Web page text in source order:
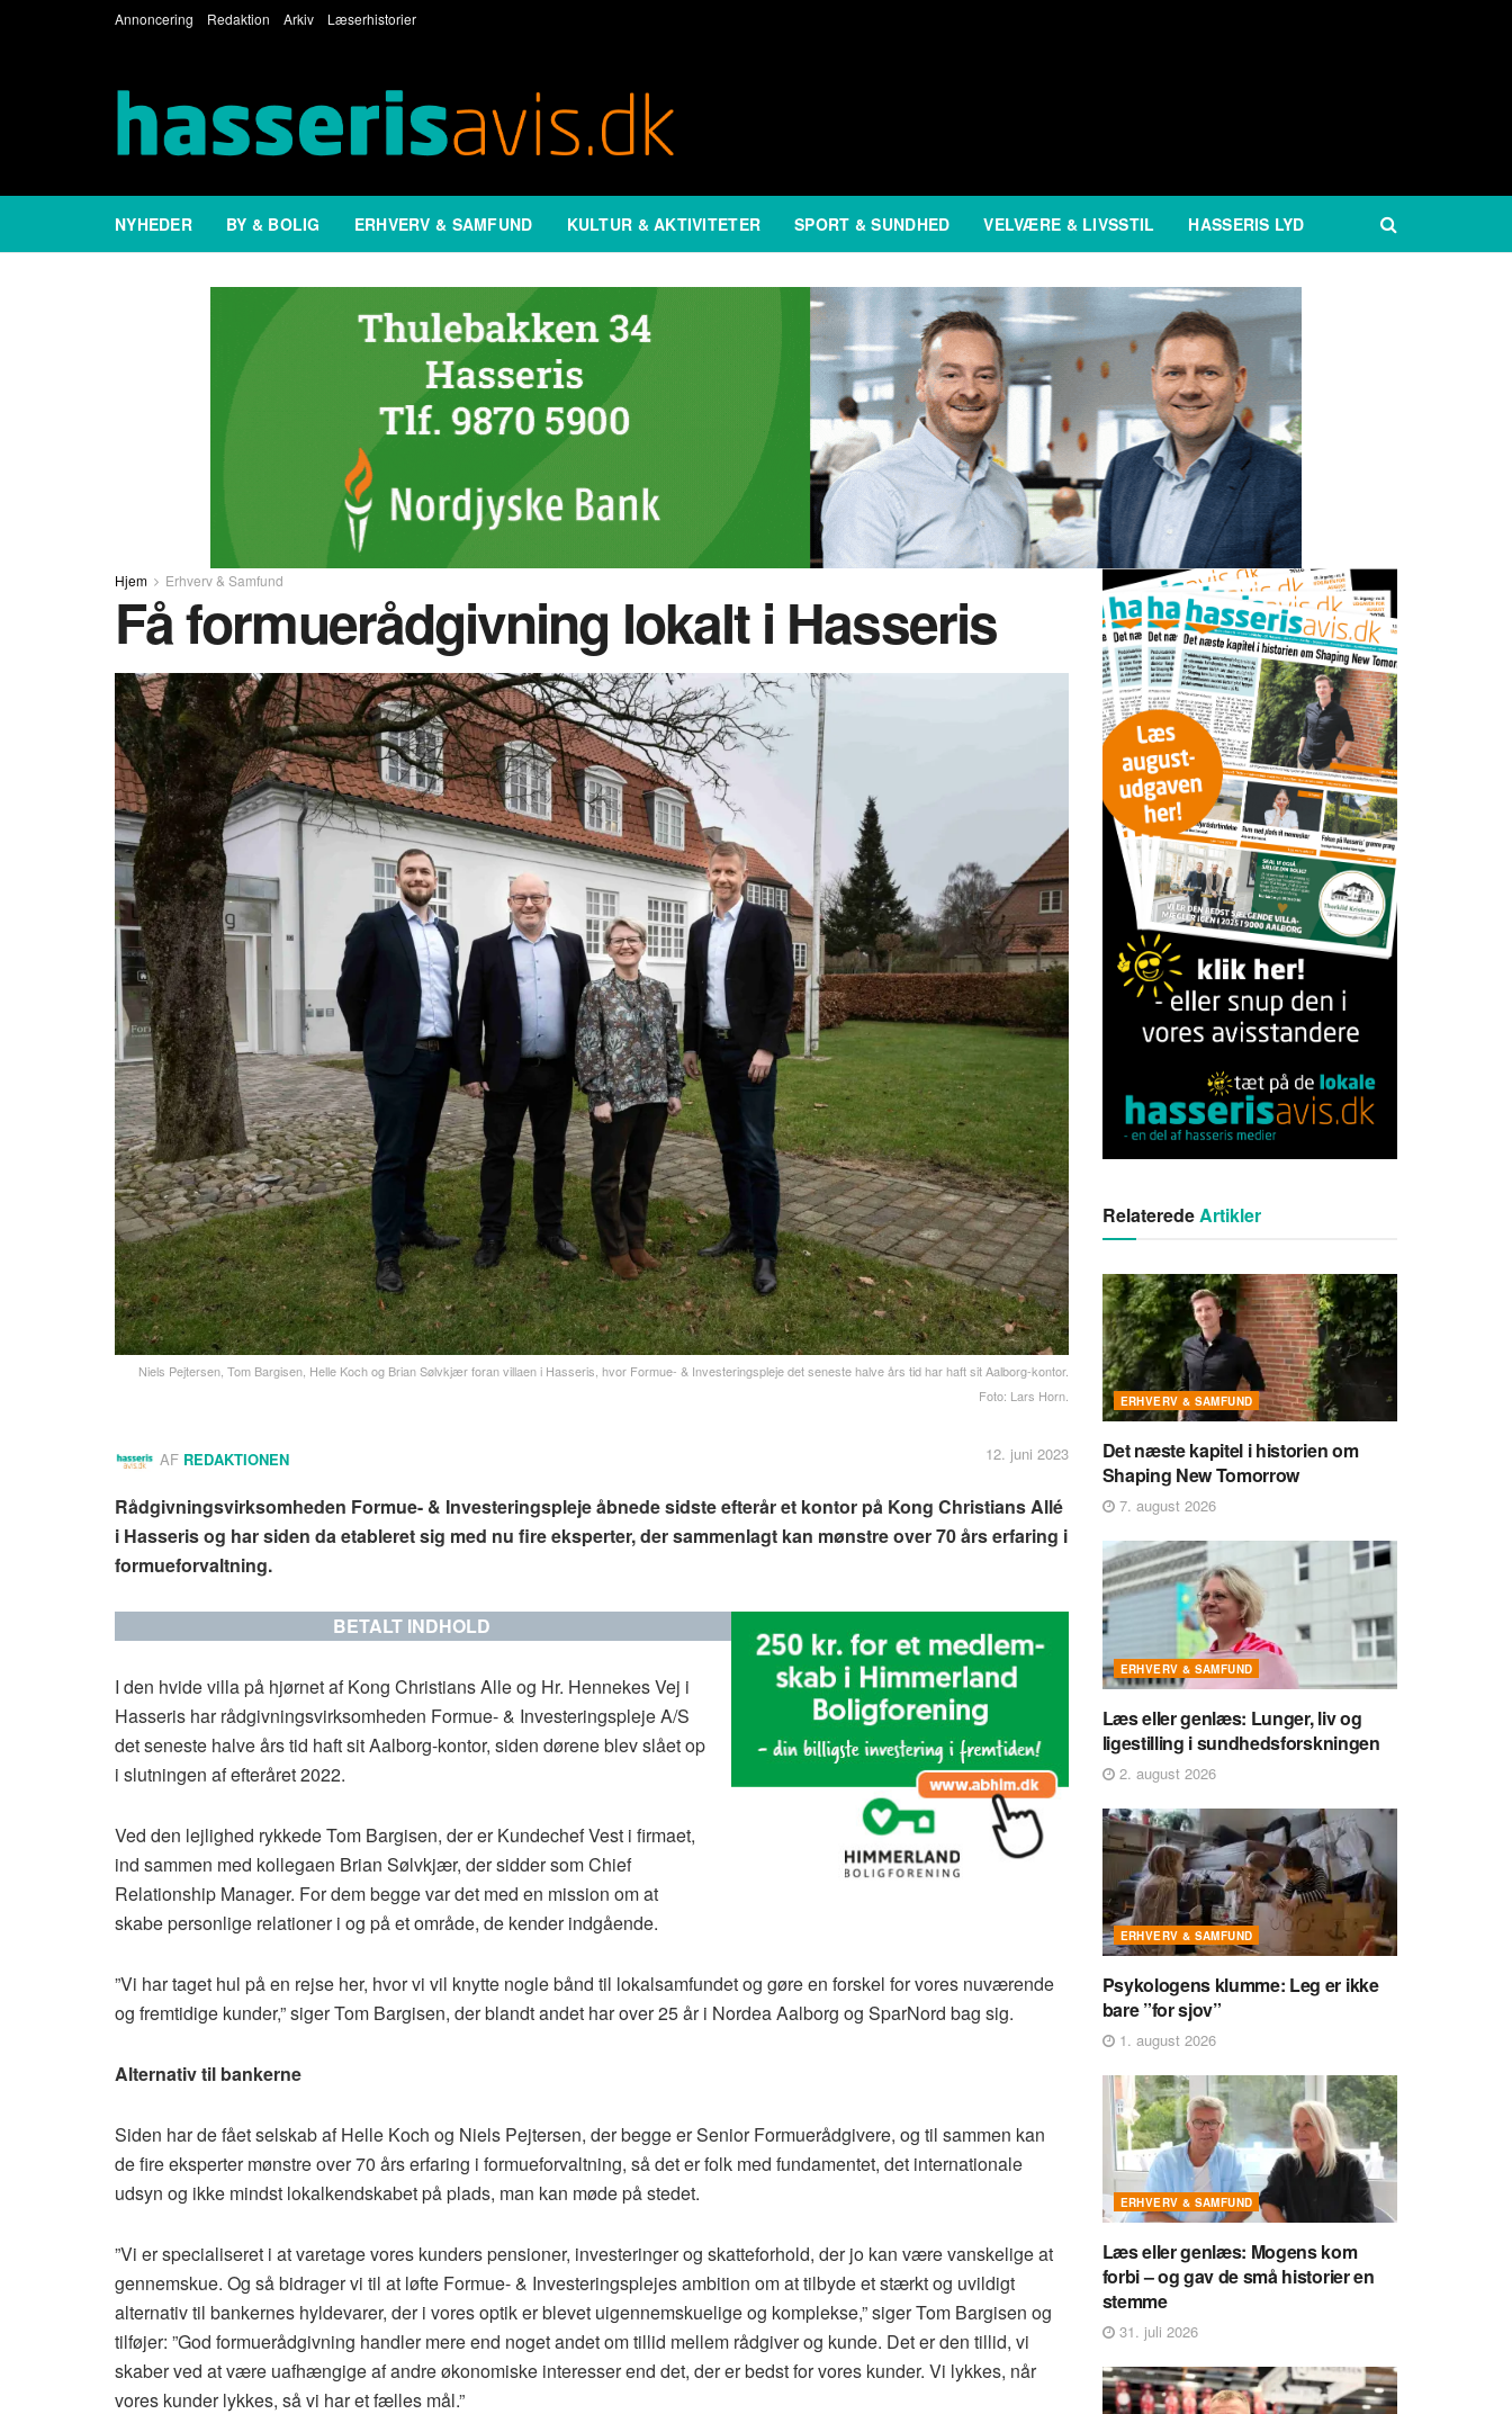
Annoncering Redaktion Arkiv Læserhistorier
NYHEDER BY & BOLIG ERHVERV & SAMFUND KULTUR & AKTIVITETER SPORT & SUNDHED VELVÆRE & LIVSSTIL HASSERIS LYD
Hjem Erhverv & Samfund
Få formuerådgivning lokalt i Hasseris
Niels Pejtersen, Tom Bargisen, Helle Koch og Brian Sølvkjær foran villaen i Hasseris, hvor Formue- & Investeringspleje det seneste halve års tid har haft sit Aalborg-kontor.
Foto: Lars Horn.
AF REDAKTIONEN 12. juni 2023
Rådgivningsvirksomheden Formue- & Investeringspleje åbnede sidste efterår et kontor på Kong Christians Allé
i Hasseris og har siden da etableret sig med nu fire eksperter, der sammenlagt kan mønstre over 70 års erfaring i
formueforvaltning.
BETALT INDHOLD
I den hvide villa på hjørnet af Kong Christians Alle og Hr. Hennekes Vej i
Hasseris har rådgivningsvirksomheden Formue- & Investeringspleje A/S
det seneste halve års tid haft sit Aalborg-kontor, siden dørene blev slået op
i slutningen af efteråret 2022.
Ved den lejlighed rykkede Tom Bargisen, der er Kundechef Vest i firmaet,
ind sammen med kollegaen Brian Sølvkjær, der sidder som Chief
Relationship Manager. For dem begge var det med en mission om at
skabe personlige relationer i og på et område, de kender indgående.
”Vi har taget hul på en rejse her, hvor vi vil knytte nogle bånd til lokalsamfundet og gøre en forskel for vores nuværende
og fremtidige kunder,” siger Tom Bargisen, der blandt andet har over 25 år i Nordea Aalborg og SparNord bag sig.
Alternativ til bankerne
Siden har de fået selskab af Helle Koch og Niels Pejtersen, der begge er Senior Formuerådgivere, og til sammen kan
de fire eksperter mønstre over 70 års erfaring i formueforvaltning, så det er folk med fundamentet, det internationale
udsyn og ikke mindst lokalkendskabet på plads, man kan møde på stedet.
”Vi er specialiseret i at varetage vores kunders pensioner, investeringer og skatteforhold, der jo kan være vanskelige at
gennemskue. Og så bidrager vi til at løfte Formue- & Investeringsplejes ambition om at tilbyde et stærkt og uvildigt
alternativ til bankernes hyldevarer, der i vores optik er blevet uigennemskuelige og komplekse,” siger Tom Bargisen og
tilføjer: ”God formuerådgivning handler mere end noget andet om tillid mellem rådgiver og kunde. Det er den tillid, vi
skaber ved at være uafhængige af andre økonomiske interesser end det, der er bedst for vores kunder. Vi lykkes, når
vores kunder lykkes, så vi har et fælles mål.”
RelateredeArtikler
ERHVERV & SAMFUND
Det næste kapitel i historien om
Shaping New Tomorrow
7. august 2026
ERHVERV & SAMFUND
Læs eller genlæs: Lunger, liv og
ligestilling i sundhedsforskningen
2. august 2026
ERHVERV & SAMFUND
Psykologens klumme: Leg er ikke
bare ”for sjov”
1. august 2026
ERHVERV & SAMFUND
Læs eller genlæs: Mogens kom
forbi – og gav de små historier en
stemme
31. juli 2026